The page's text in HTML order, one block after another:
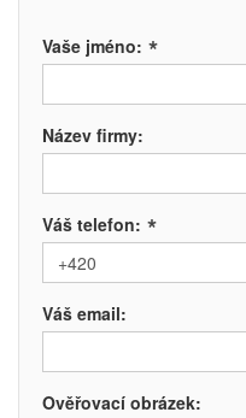
Vaše jméno: *
Název firmy:
Váš telefon: *
Váš email:
Ověřovací obrázek: